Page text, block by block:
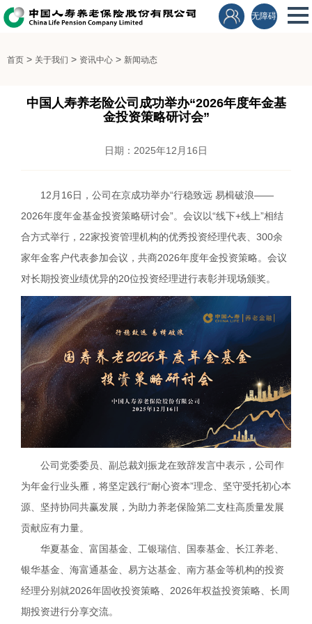
无障碍
首页 > 关于我们 > 资讯中心 > 新闻动态
中国人寿养老险公司成功举办“2026年度年金基
金投资策略研讨会”
日期：2025年12月16日
12月16日，公司在京成功举办“行稳致远 易楫破浪——
2026年度年金基金投资策略研讨会”。会议以“线下+线上”相结
合方式举行，22家投资管理机构的优秀投资经理代表、300余
家年金客户代表参加会议，共商2026年度年金投资策略。会议
对长期投资业绩优异的20位投资经理进行表彰并现场颁奖。
公司党委委员、副总裁刘振龙在致辞发言中表示，公司作
为年金行业头雁，将坚定践行“耐心资本”理念、坚守受托初心本
源、坚持协同共赢发展，为助力养老保险第二支柱高质量发展
贡献应有力量。
华夏基金、富国基金、工银瑞信、国泰基金、长江养老、
银华基金、海富通基金、易方达基金、南方基金等机构的投资
经理分别就2026年固收投资策略、2026年权益投资策略、长周
期投资进行分享交流。